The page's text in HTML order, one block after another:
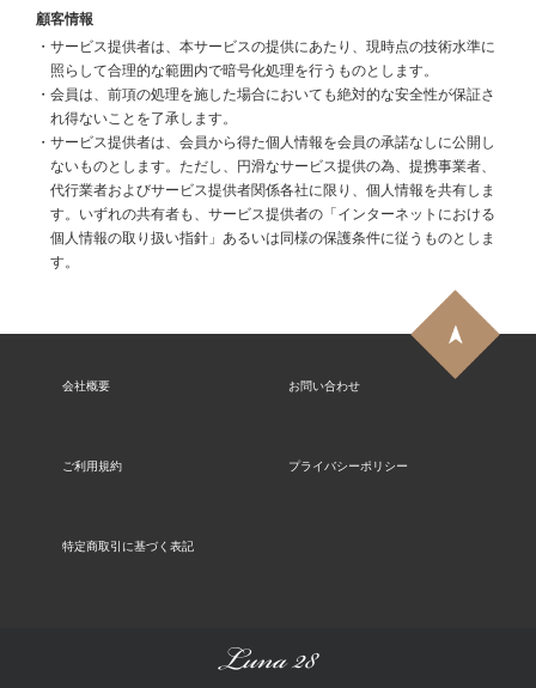
顧客情報
・サービス提供者は、本サービスの提供にあたり、現時点の技術水準に
照らして合理的な範囲内で暗号化処理を行うものとします。
・会員は、前項の処理を施した場合においても絶対的な安全性が保証さ
れ得ないことを了承します。
・サービス提供者は、会員から得た個人情報を会員の承諾なしに公開し
ないものとします。ただし、円滑なサービス提供の為、提携事業者、
代行業者およびサービス提供者関係各社に限り、個人情報を共有しま
す。いずれの共有者も、サービス提供者の「インターネットにおける
個人情報の取り扱い指針」あるいは同様の保護条件に従うものとしま
す。
会社概要 お問い合わせ
ご利用規約 プライバシーポリシー
特定商取引に基づく表記